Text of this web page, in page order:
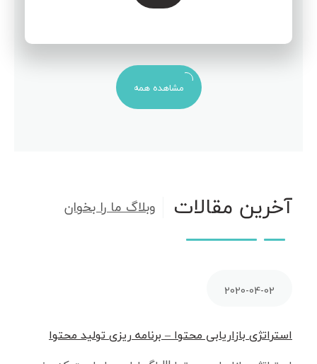
مشاهده همه
آخرین مقالات وبلاگ ما را بخوان
2020-04-02
استراتژی بازاریابی محتوا – برنامه ریزی تولید محتوا